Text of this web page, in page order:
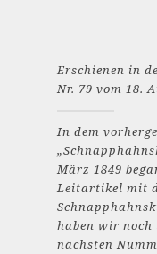
Erschienen in
Nr. 79 vom 18.
In dem
März 1849
Leitartikel mit
haben wir noch
nächsten